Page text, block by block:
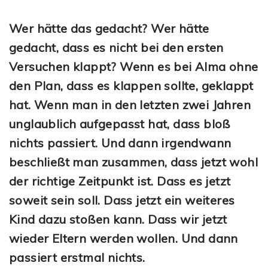
Wer hätte das gedacht? Wer hätte
gedacht, dass es nicht bei den ersten
Versuchen klappt? Wenn es bei Alma ohne
den Plan, dass es klappen sollte, geklappt
hat. Wenn man in den letzten zwei Jahren
unglaublich aufgepasst hat, dass bloß
nichts passiert. Und dann irgendwann
beschließt man zusammen, dass jetzt wohl
der richtige Zeitpunkt ist. Dass es jetzt
soweit sein soll. Dass jetzt ein weiteres
Kind dazu stoßen kann. Dass wir jetzt
wieder Eltern werden wollen. Und dann
passiert erstmal nichts.